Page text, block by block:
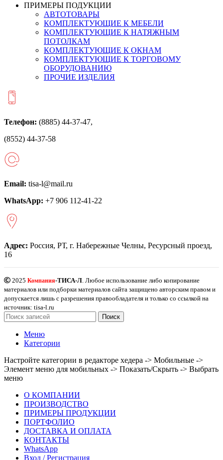
ПРИМЕРЫ ПОДУКЦИИ
АВТОТОВАРЫ
КОМПЛЕКТУЮЩИЕ К МЕБЕЛИ
КОМПЛЕКТУЮЩИЕ К НАТЯЖНЫМ
ПОТОЛКАМ
КОМПЛЕКТУЮЩИЕ К ОКНАМ
КОМПЛЕКТУЮЩИЕ К ТОРГОВОМУ
ОБОРУДОВАНИЮ
ПРОЧИЕ ИЗДЕЛИЯ
Телефон: (8885) 44-37-47,
(8552) 44-37-58
Email: tisa-l@mail.ru
WhatsApp: +7 906 112-41-22
Адрес: Россия, РТ, г. Набережные Челны, Ресурсный проезд,
16
2025 Компания-ТИСА-Л . Любое использование либо копирование
материалов или подборки материалов сайта защищено авторским правом и
допускается лишь с разрешения правообладателя и только со ссылкой на
источник: tisa-l.ru
Поиск
Меню
Категории
Настройте категории в редакторе хедера -> Мобильные ->
Элемент меню для мобильных -> Показать/Скрыть -> Выбрать
меню
О КОМПАНИИ
ПРОИЗВОДСТВО
ПРИМЕРЫ ПРОДУКЦИИ
ПОРТФОЛИО
ДОСТАВКА И ОПЛАТА
КОНТАКТЫ
WhatsApp
Вход / Регистрация